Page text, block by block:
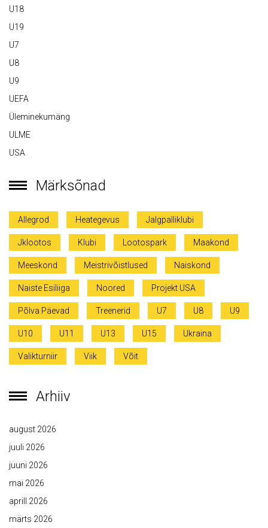
U18
U19
U7
U8
U9
UEFA
Üleminekumäng
ULME
USA
Märksõnad
Allegrod Heategevus Jalgpalliklubi
Jklootos Klubi Lootospark Maakond
Meeskond Meistrivõistlused Naiskond
Naiste Esiliiga Noored Projekt USA
Põlva Päevad Treenerid U7 U8 U9
U10 U11 U13 U15 Ukraina
Valikturniir Viik Võit
Arhiiv
august 2026
juuli 2026
juuni 2026
mai 2026
aprill 2026
märts 2026